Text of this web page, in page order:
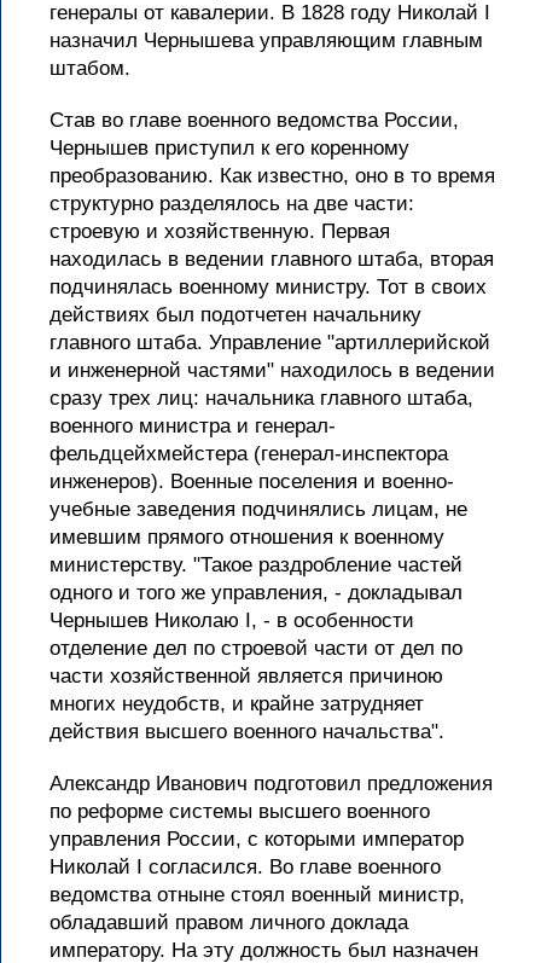
генералы от кавалерии. В 1828 году Николай I
назначил Чернышева управляющим главным
штабом.
Став во главе военного ведомства России,
Чернышев приступил к его коренному
преобразованию. Как известно, оно в то время
структурно разделялось на две части:
строевую и хозяйственную. Первая
находилась в ведении главного штаба, вторая
подчинялась военному министру. Тот в своих
действиях был подотчетен начальнику
главного штаба. Управление "артиллерийской
и инженерной частями" находилось в ведении
сразу трех лиц: начальника главного штаба,
военного министра и генерал-
фельдцейхмейстера (генерал-инспектора
инженеров). Военные поселения и военно-
учебные заведения подчинялись лицам, не
имевшим прямого отношения к военному
министерству. "Такое раздробление частей
одного и того же управления, - докладывал
Чернышев Николаю I, - в особенности
отделение дел по строевой части от дел по
части хозяйственной является причиною
многих неудобств, и крайне затрудняет
действия высшего военного начальства".
Александр Иванович подготовил предложения
по реформе системы высшего военного
управления России, с которыми император
Николай I согласился. Во главе военного
ведомства отныне стоял военный министр,
обладавший правом личного доклада
императору. На эту должность был назначен